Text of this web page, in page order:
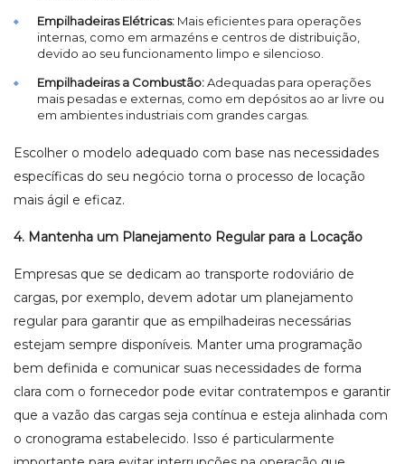
Empilhadeiras Elétricas: Mais eficientes para operações
internas, como em armazéns e centros de distribuição,
devido ao seu funcionamento limpo e silencioso.
Empilhadeiras a Combustão:Adequadas para operações
mais pesadas e externas, como em depósitos ao ar livre ou
em ambientes industriais com grandes cargas.
Escolher o modelo adequado com base nas necessidades
específicas do seu negócio torna o processo de locação
mais ágil e eficaz.
4. Mantenha um Planejamento Regular para a Locação
Empresas que se dedicam ao transporte rodoviário de
cargas, por exemplo, devem adotar um planejamento
regular para garantir que as empilhadeiras necessárias
estejam sempre disponíveis. Manter uma programação
bem definida e comunicar suas necessidades de forma
clara com o fornecedor pode evitar contratempos e garantir
que a vazão das cargas seja contínua e esteja alinhada com
o cronograma estabelecido. Isso é particularmente